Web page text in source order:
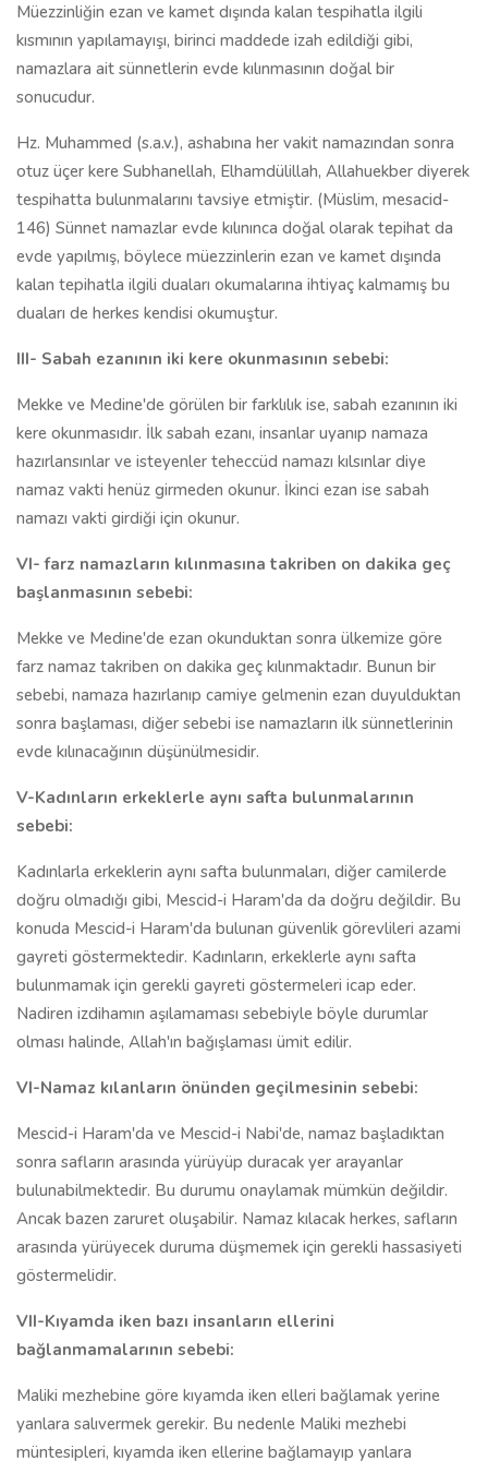
Müezzinliğin ezan ve kamet dışında kalan tespihatla ilgili
kısmının yapılamayışı, birinci maddede izah edildiği gibi,
namazlara ait sünnetlerin evde kılınmasının doğal bir
sonucudur.
Hz. Muhammed (s.a.v.), ashabına her vakit namazından sonra
otuz üçer kere Subhanellah, Elhamdülillah, Allahuekber diyerek
tespihatta bulunmalarını tavsiye etmiştir. (Müslim, mesacid-
146) Sünnet namazlar evde kılınınca doğal olarak tepihat da
evde yapılmış, böylece müezzinlerin ezan ve kamet dışında
kalan tepihatla ilgili duaları okumalarına ihtiyaç kalmamış bu
duaları de herkes kendisi okumuştur.
III- Sabah ezanının iki kere okunmasının sebebi:
Mekke ve Medine'de görülen bir farklılık ise, sabah ezanının iki
kere okunmasıdır. İlk sabah ezanı, insanlar uyanıp namaza
hazırlansınlar ve isteyenler teheccüd namazı kılsınlar diye
namaz vakti henüz girmeden okunur. İkinci ezan ise sabah
namazı vakti girdiği için okunur.
VI- farz namazların kılınmasına takriben on dakika geç
başlanmasının sebebi:
Mekke ve Medine'de ezan okunduktan sonra ülkemize göre
farz namaz takriben on dakika geç kılınmaktadır. Bunun bir
sebebi, namaza hazırlanıp camiye gelmenin ezan duyulduktan
sonra başlaması, diğer sebebi ise namazların ilk sünnetlerinin
evde kılınacağının düşünülmesidir.
V-Kadınların erkeklerle aynı safta bulunmalarının
sebebi:
Kadınlarla erkeklerin aynı safta bulunmaları, diğer camilerde
doğru olmadığı gibi, Mescid-i Haram'da da doğru değildir. Bu
konuda Mescid-i Haram'da bulunan güvenlik görevlileri azami
gayreti göstermektedir. Kadınların, erkeklerle aynı safta
bulunmamak için gerekli gayreti göstermeleri icap eder.
Nadiren izdihamın aşılamaması sebebiyle böyle durumlar
olması halinde, Allah'ın bağışlaması ümit edilir.
VI-Namaz kılanların önünden geçilmesinin sebebi:
Mescid-i Haram'da ve Mescid-i Nabi'de, namaz başladıktan
sonra safların arasında yürüyüp duracak yer arayanlar
bulunabilmektedir. Bu durumu onaylamak mümkün değildir.
Ancak bazen zaruret oluşabilir. Namaz kılacak herkes, safların
arasında yürüyecek duruma düşmemek için gerekli hassasiyeti
göstermelidir.
VII-Kıyamda iken bazı insanların ellerini
bağlanmamalarının sebebi:
Maliki mezhebine göre kıyamda iken elleri bağlamak yerine
yanlara salıvermek gerekir. Bu nedenle Maliki mezhebi
müntesipleri, kıyamda iken ellerine bağlamayıp yanlara